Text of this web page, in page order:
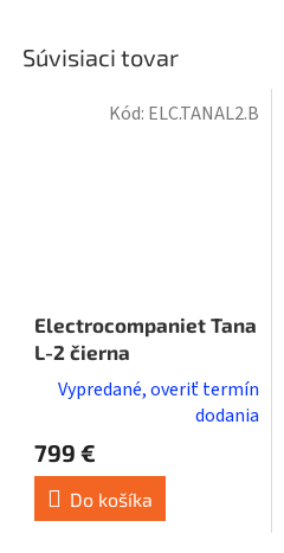
Súvisiaci tovar
Electrocompaniet Tana
L-2 čierna
Vypredané, overiť termín
dodania
799 €
Do košíka
Kód: ELC.TANAL2.B